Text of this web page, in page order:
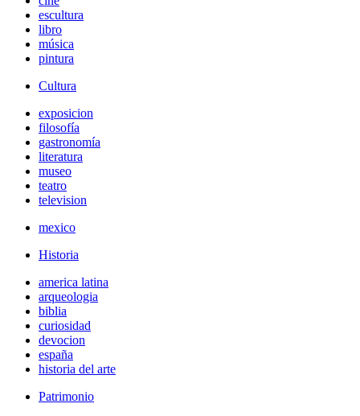
escultura
libro
música
pintura
Cultura
exposicion
filosofía
gastronomía
literatura
museo
teatro
television
mexico
Historia
america latina
arqueologia
biblia
curiosidad
devocion
españa
historia del arte
Patrimonio